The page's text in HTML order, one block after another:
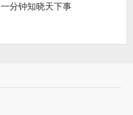
分钟知晓天下事